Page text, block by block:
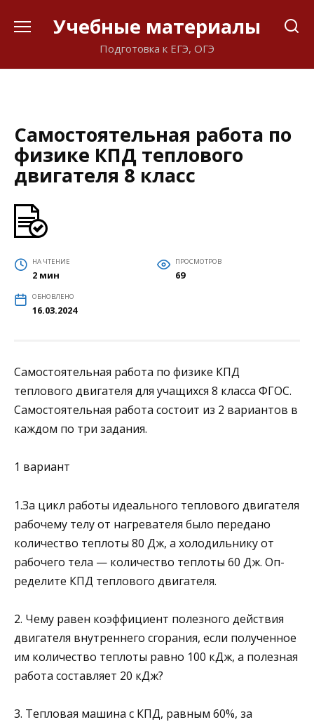
Учебные материалы
Подготовка к ЕГЭ, ОГЭ
Самостоятельная работа по
физике КПД теплового
двигателя 8 класс
НА ЧТЕНИЕ
2 мин
ПРОСМОТРОВ
69
ОБНОВЛЕНО
16.03.2024
Самостоятельная работа по физике КПД
теплового двигателя для учащихся 8 класса ФГОС.
Самостоятельная работа состоит из 2 вариантов в
каждом по три задания.
1 вариант
1.За цикл работы идеального теплового двигателя
рабочему телу от нагревателя было передано
количество теплоты 80 Дж, а холо­дильнику от
рабочего тела — количество теплоты 60 Дж. Оп­
ределите КПД теплового двигателя.
2. Чему равен коэффициент полезного действия
двигателя внут­реннего сгорания, если полученное
им количество теплоты равно 100 кДж, а полезная
работа составляет 20 кДж?
3. Тепловая машина с КПД, равным 60%, за